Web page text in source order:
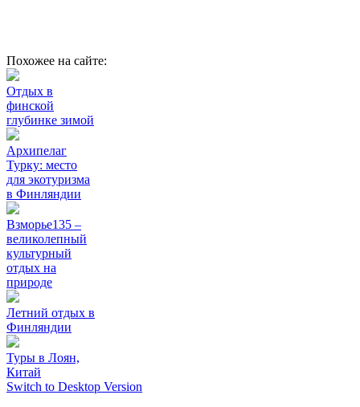
Похожее на сайте:
Отдых в
финской
глубинке зимой
Архипелаг
Турку: место
для экотуризма
в Финляндии
Взморье135 –
великолепный
культурный
отдых на
природе
Летний отдых в
Финляндии
Туры в Лоян,
Китай
Switch to Desktop Version